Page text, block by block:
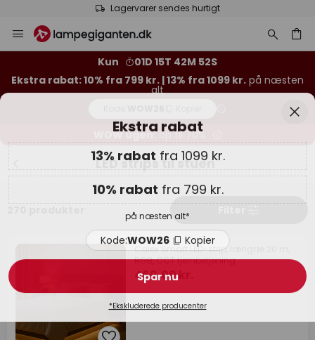
Lagervarer sendes hurtigt
to
Kun
01D 15T 42M 51S
Ekstra rabat: 10% fra 799 kr. | 13% fra 1099 kr. på næsten
alt
WOW ugen:op til 70%
LED strips til stuen
Calex Smart LED-strip, længde 20 m,
RGB, CCT fjernbetjening
469,00 kr.
Luk
Ekstra rabat
13% rabatfra 1099 kr.
10% rabatfra 799 kr.
på næsten alt*
Kode: WOW26 Kopier
Spar nu
*Ekskluderede producenter